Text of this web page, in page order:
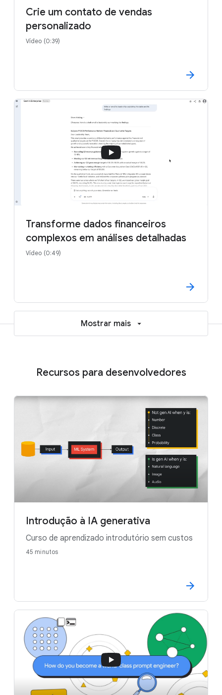
Crie um contato de vendas
personalizado
Vídeo (0:39)
Transforme dados financeiros
complexos em análises detalhadas
Vídeo (0:49)
Mostrar mais
Recursos para desenvolvedores
Introdução à IA generativa
Curso de aprendizado introdutório sem custos
45 minutos